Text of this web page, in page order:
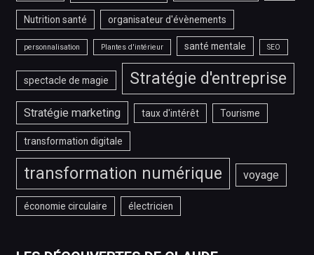
Nutrition santé organisateur d'évènements
personnalisation Plantes d'intérieur santé mentale SEO
spectacle de magie Stratégie d'entreprise
Stratégie marketing taux d'intérêt Tourisme
transformation digitale
transformation numérique voyage
économie circulaire électricien